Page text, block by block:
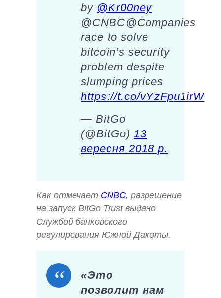
by @Kr00ney
@CNBC@Companies
race to solve
bitcoin’s security
problem despite
slumping prices
https://t.co/vYzFpu1irW
— BitGo
(@BitGo) 13
вересня 2018 р.
Как отмечает CNBC, разрешение
на запуск BitGo Trust выдано
Службой банковского
регулирования Южной Дакоты.
«Это
позволит нам